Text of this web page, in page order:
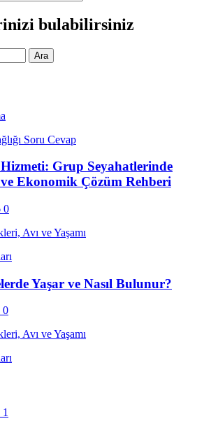
bulabilirsiniz
Soru Cevap
Grup Seyahatlerinde
Ekonomik Çözüm Rehberi
0
Yaşar ve Nasıl Bulunur?
0
1